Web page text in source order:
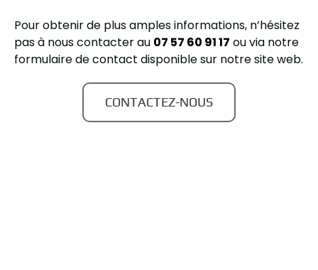
Pour obtenir de plus amples informations, n’hésitez
pas à nous contacter au 07 57 60 91 17 ou via notre
formulaire de contact disponible sur notre site web.
CONTACTEZ-NOUS